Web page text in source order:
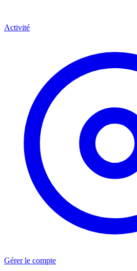
Activité
Gérer le compte